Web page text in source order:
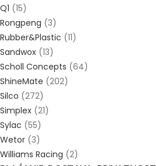
Q1 (15)
Rongpeng (3)
Rubber&Plastic (11)
Sandwox (13)
Scholl Concepts (64)
ShineMate (202)
Silco (272)
Simplex (21)
Sylac (55)
Wetor (3)
Williams Racing (2)